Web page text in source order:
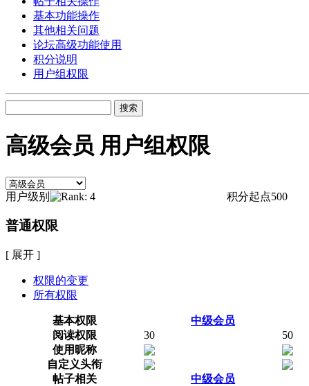
基本功能操作
其他相关问题
论坛高级功能使用
积分说明
用户组权限
搜索
高级会员 用户组权限
用户级别 积分起点500
普通权限
[ 展开 ]
权限的变更
所有权限
基本权限 中级会员
阅读权限
30 50
使用昵称
自定义头衔
帖子相关
中级会员